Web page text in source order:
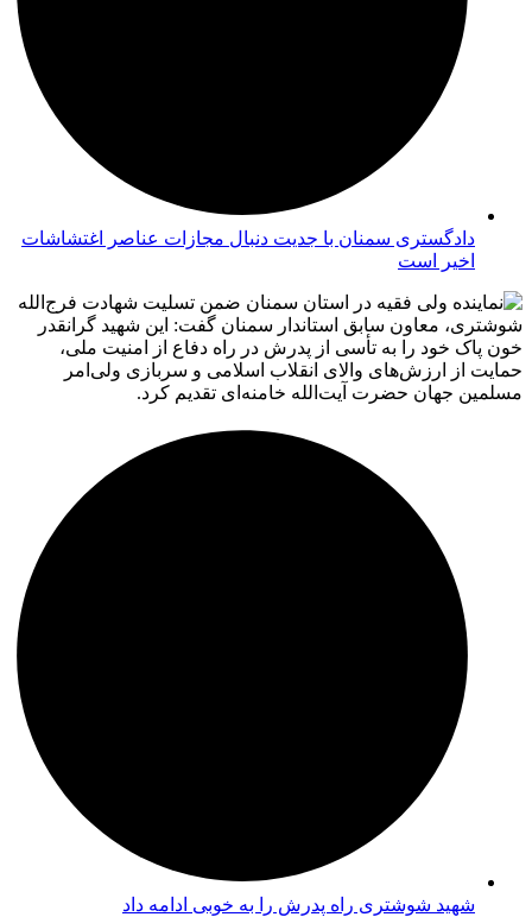
دادگستری سمنان با جدیت دنبال مجازات عناصر اغتشاشات
اخیر است
شهید شوشتری راه پدرش را به خوبی ادامه داد